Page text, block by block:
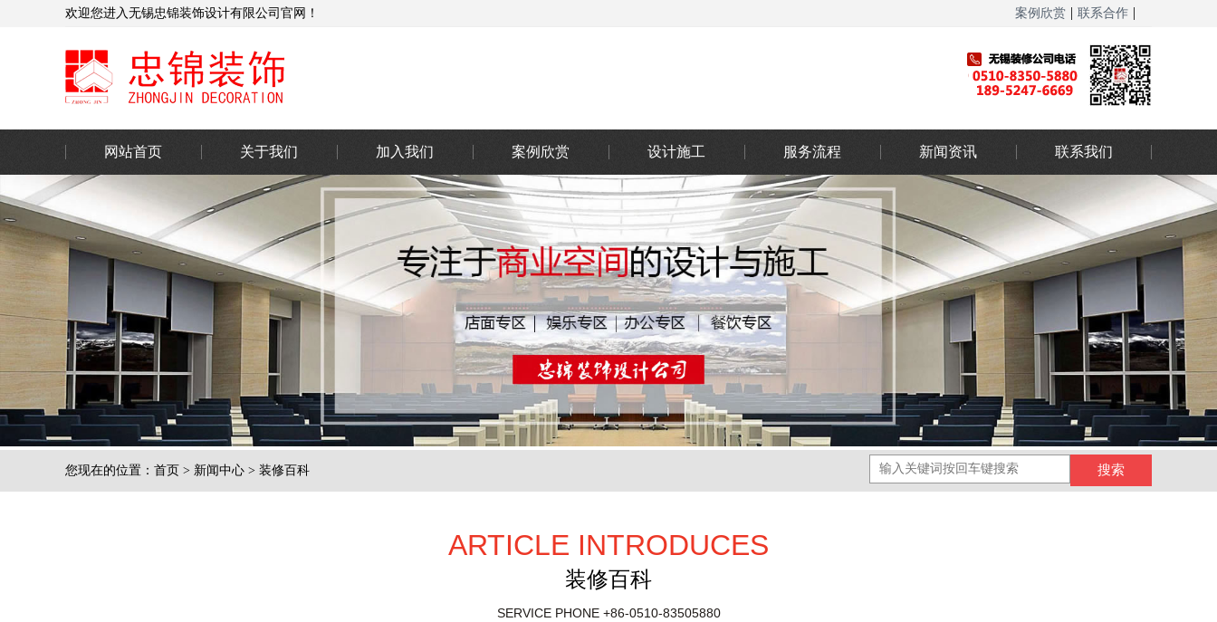
欢迎您进入无锡忠锦装饰设计有限公司官网！ 案例欣赏 | 联系合作 |
网站首页 关于我们 加入我们 案例欣赏 设计施工 服务流程 新闻资讯 联系我们
您现在的位置： 首页 > 新闻中心 > 装修百科
ARTICLE INTRODUCES
装修百科
SERVICE PHONE +86-0510-83505880